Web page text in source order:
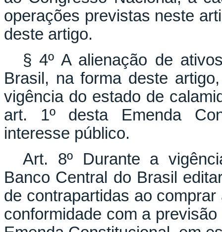
operações previstas neste
deste artigo.
§ 4º A alienação de
Brasil, na forma deste
vigência do estado de
art. 1º desta Emenda
interesse público.
Art. 8º Durante a
Banco Central do Brasil
de contrapartidas ao
conformidade com a